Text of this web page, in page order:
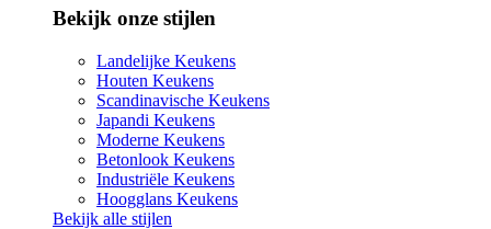
Bekijk onze stijlen
Landelijke Keukens
Houten Keukens
Scandinavische Keukens
Japandi Keukens
Moderne Keukens
Betonlook Keukens
Industriële Keukens
Hoogglans Keukens
Bekijk alle stijlen